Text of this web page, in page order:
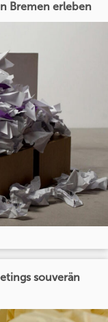
Bremen erleben
souverän